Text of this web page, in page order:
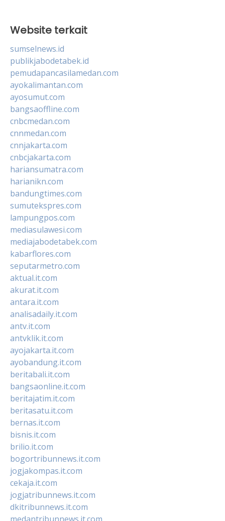
Website terkait
sumselnews.id
publikjabodetabek.id
pemudapancasilamedan.com
ayokalimantan.com
ayosumut.com
bangsaoffline.com
cnbcmedan.com
cnnmedan.com
cnnjakarta.com
cnbcjakarta.com
hariansumatra.com
harianikn.com
bandungtimes.com
sumutekspres.com
lampungpos.com
mediasulawesi.com
mediajabodetabek.com
kabarflores.com
seputarmetro.com
aktual.it.com
akurat.it.com
antara.it.com
analisadaily.it.com
antv.it.com
antvklik.it.com
ayojakarta.it.com
ayobandung.it.com
beritabali.it.com
bangsaonline.it.com
beritajatim.it.com
beritasatu.it.com
bernas.it.com
bisnis.it.com
brilio.it.com
bogortribunnews.it.com
jogjakompas.it.com
cekaja.it.com
jogjatribunnews.it.com
dkitribunnews.it.com
medantribunnews.it.com